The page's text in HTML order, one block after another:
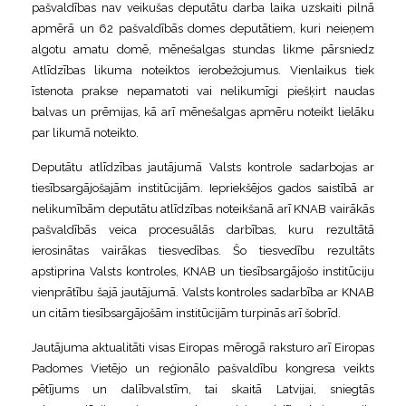
pašvaldības nav veikušas deputātu darba laika uzskaiti pilnā
apmērā un 62 pašvaldībās domes deputātiem, kuri neieņem
algotu amatu domē, mēnešalgas stundas likme pārsniedz
Atlīdzības likuma noteiktos ierobežojumus. Vienlaikus tiek
īstenota prakse nepamatoti vai nelikumīgi piešķirt naudas
balvas un prēmijas, kā arī mēnešalgas apmēru noteikt lielāku
par likumā noteikto.
Deputātu atlīdzības jautājumā Valsts kontrole sadarbojas ar
tiesībsargājošajām institūcijām. Iepriekšējos gados saistībā ar
nelikumībām deputātu atlīdzības noteikšanā arī KNAB vairākās
pašvaldībās veica procesuālās darbības, kuru rezultātā
ierosinātas vairākas tiesvedības. Šo tiesvedību rezultāts
apstiprina Valsts kontroles, KNAB un tiesībsargājošo institūciju
vienprātību šajā jautājumā. Valsts kontroles sadarbība ar KNAB
un citām tiesībsargājošām institūcijām turpinās arī šobrīd.
Jautājuma aktualitāti visas Eiropas mērogā raksturo arī Eiropas
Padomes Vietējo un reģionālo pašvaldību kongresa veikts
pētījums un dalībvalstīm, tai skaitā Latvijai, sniegtās